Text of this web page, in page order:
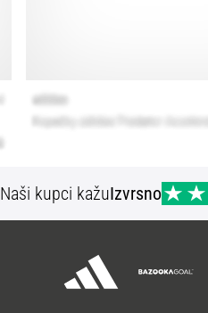
Naši kupci kažuIzvrsno